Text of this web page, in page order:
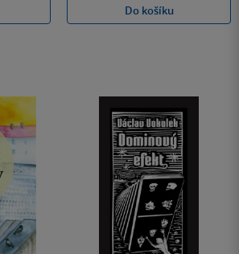
Do košíku